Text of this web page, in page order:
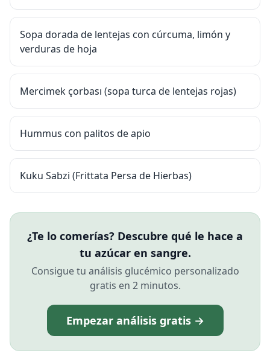
Sopa dorada de lentejas con cúrcuma, limón y
verduras de hoja
Mercimek çorbası (sopa turca de lentejas rojas)
Hummus con palitos de apio
Kuku Sabzi (Frittata Persa de Hierbas)
¿Te lo comerías? Descubre qué le hace a
tu azúcar en sangre.
Consigue tu análisis glucémico personalizado
gratis en 2 minutos.
Empezar análisis gratis →